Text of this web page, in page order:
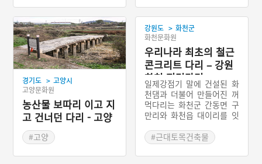
#강원도근대역사
경기도 > 고양시
고양문화원
농산물 보따리 이고 지
고 건너던 다리 - 고양
강매동 석교
#고양
강원도 > 화천군
화천문화원
우리나라 최초의 철근
콘크리트 다리 – 강원
화천 꺼먹다리
일제강점기 말에 건설된 화
천댐과 더불어 만들어진 꺼
먹다리는 화천군 간동면 구
만리와 화천읍 대이리를 잇
크리트 교량이다. 나무로 된
상판에 검은색 콜타르를 칠
한 모습에서 꺼먹다리라는
#근대토목건축물